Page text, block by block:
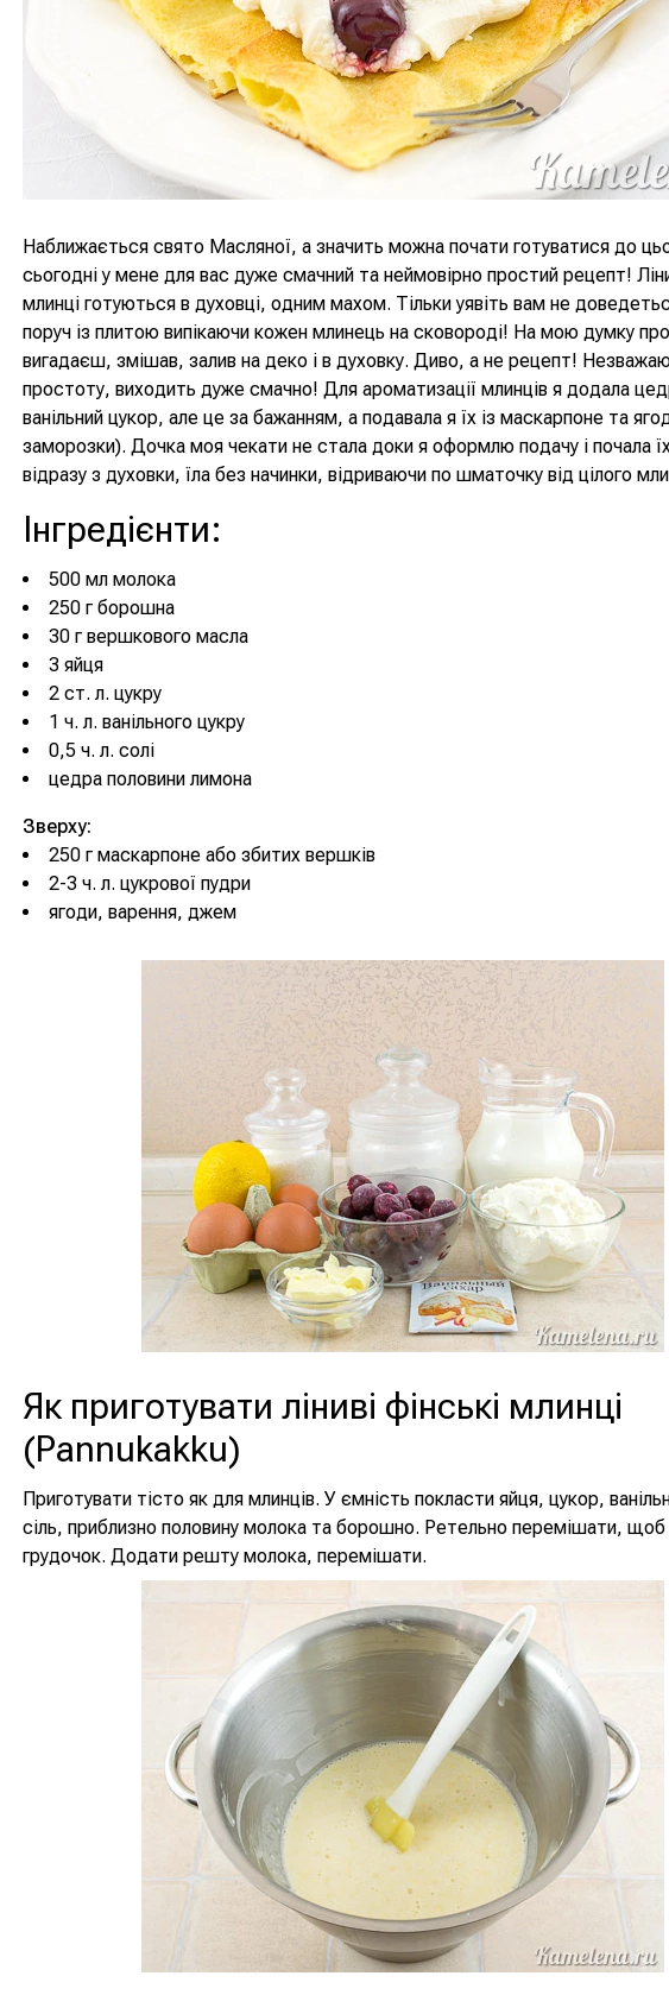
Наближається свято Масляної, а значить можна почати готуватися до
сьогодні у мене для вас дуже смачний та неймовірно простий рецепт!
млинці готуються в духовці, одним махом. Тільки уявіть вам не
поруч із плитою випікаючи кожен млинець на сковороді! На мою думку
вигадаєш, змішав, залив на деко і в духовку. Диво, а не рецепт!
простоту, виходить дуже смачно! Для ароматизації млинців я додала
ванільний цукор, але це за бажанням, а подавала я їх із маскарпоне та
заморозки). Дочка моя чекати не стала доки я оформлю подачу і почала
відразу з духовки, їла без начинки, відриваючи по шматочку від цілого
Інгредієнти:
500 мл молока
250 г борошна
30 г вершкового масла
3 яйця
2 ст. л. цукру
1 ч. л. ванільного цукру
0,5 ч. л. солі
цедра половини лимона
Зверху:
250 г маскарпоне або збитих вершків
2-3 ч. л. цукрової пудри
ягоди, варення, джем
Як приготувати ліниві фінські млинці
(Pannukakku)
Приготувати тісто як для млинців. У ємність покласти яйця, цукор,
сіль, приблизно половину молока та борошно. Ретельно перемішати, щоб
грудочок. Додати решту молока, перемішати.